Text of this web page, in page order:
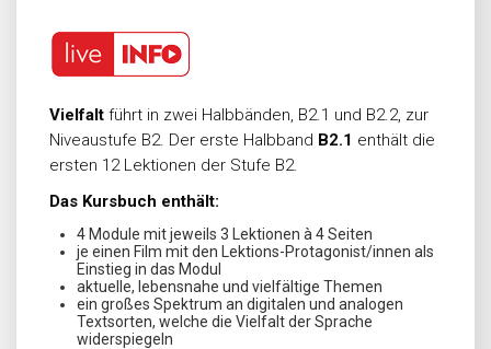
Vielfalt führt in zwei Halbbänden, B2.1 und B2.2, zur
Niveaustufe B2. Der erste Halbband B2.1 enthält die
ersten 12 Lektionen der Stufe B2.
Das Kursbuch enthält:
4 Module mit jeweils 3 Lektionen à 4 Seiten
je einen Film mit den Lektions-Protagonist/innen als
Einstieg in das Modul
aktuelle, lebensnahe und vielfältige Themen
ein großes Spektrum an digitalen und analogen
Textsorten, welche die Vielfalt der Sprache
widerspiegeln